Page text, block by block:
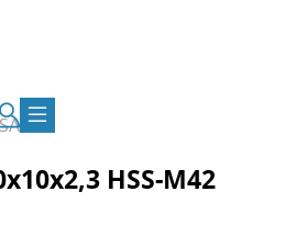
Zákaznický účet
Přepnout navigaci
HSS-M42